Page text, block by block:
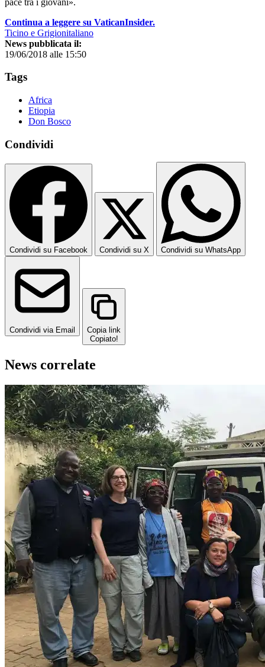
Continua a leggere su VaticanInsider.
Ticino e Grigionitaliano
News pubblicata il:
19/06/2018 alle 15:50
Tags
Africa
Etiopia
Don Bosco
Condividi
Condividi su Facebook Condividi su X Condividi su WhatsApp
Condividi via Email
Copia link
Copiato!
News correlate